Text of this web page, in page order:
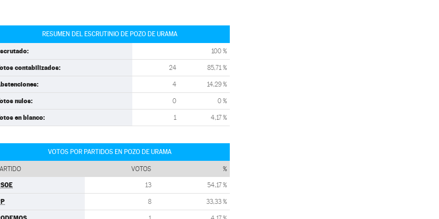
RESUMEN DEL ESCRUTINIO DE POZO DE URAMA
100 %
contabilizados: 24 85,71 %
4 14,29 %
nulos: 0 0 %
en blanco: 1 4,17 %
VOTOS POR PARTIDOS EN POZO DE URAMA
VOTOS %
13 54,17 %
8 33,33 %